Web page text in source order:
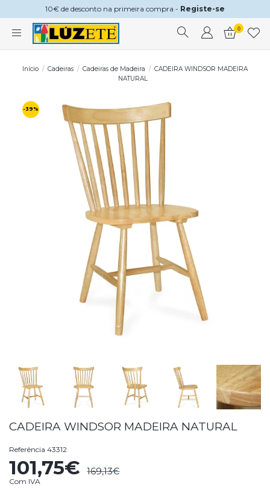
10€ de desconto na primeira compra - Registe-se
0
Início Cadeiras Cadeiras de Madeira
CADEIRA WINDSOR MADEIRA
NATURAL
-39%
CADEIRA WINDSOR MADEIRA NATURAL
Referência 43312
101,75€ 169,13€
Com IVA